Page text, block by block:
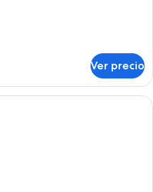
Ver precio
Un dormitorio con un mural de